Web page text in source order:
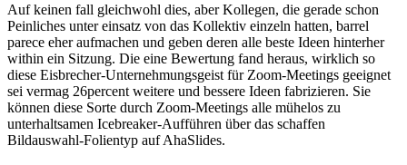
Auf keinen fall gleichwohl dies, aber Kollegen, die gerade schon
Peinliches unter einsatz von das Kollektiv einzeln hatten, barrel
parece eher aufmachen und geben deren alle beste Ideen hinterher
within ein Sitzung. Die eine Bewertung fand heraus, wirklich so
diese Eisbrecher-Unternehmungsgeist für Zoom-Meetings geeignet
sei vermag 26percent weitere und bessere Ideen fabrizieren. Sie
können diese Sorte durch Zoom-Meetings alle mühelos zu
unterhaltsamen Icebreaker-Aufführen über das schaffen
Bildauswahl-Folientyp auf AhaSlides.